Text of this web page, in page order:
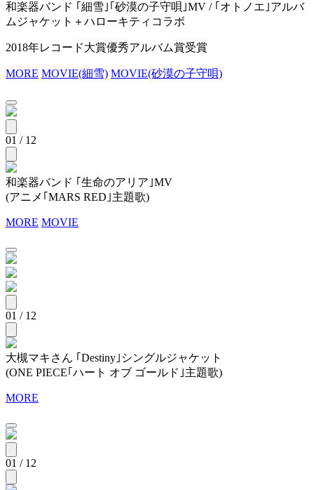
和楽器バンド ｢細雪｣｢砂漠の子守唄｣MV / ｢オトノエ｣アルバ
ムジャケット＋ハローキティコラボ
2018年レコード大賞優秀アルバム賞受賞
MORE MOVIE(細雪) MOVIE(砂漠の子守唄)
01 / 12
和楽器バンド ｢生命のアリア｣MV
(アニメ｢MARS RED｣主題歌)
MORE MOVIE
01 / 12
大槻マキさん ｢Destiny｣シングルジャケット
(ONE PIECE｢ハート オブ ゴールド｣主題歌)
MORE
01 / 12